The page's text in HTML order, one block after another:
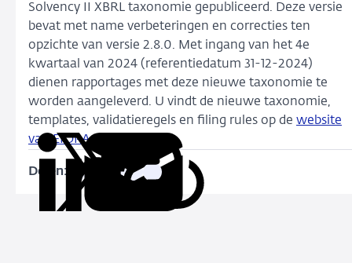
Solvency II XBRL taxonomie gepubliceerd. Deze versie
bevat met name verbeteringen en correcties ten
opzichte van versie 2.8.0. Met ingang van het 4e
kwartaal van 2024 (referentiedatum 31-12-2024)
dienen rapportages met deze nieuwe taxonomie te
worden aangeleverd. U vindt de nieuwe taxonomie,
templates, validatieregels en filing rules op de website
van EIOPA.
Delen:
Deel
DeelDeelKopieer